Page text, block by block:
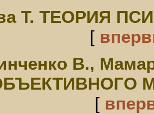
Т. ТЕОРИЯ
[
В.,
[